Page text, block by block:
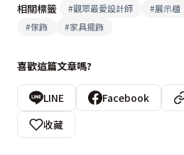
相關標籤 #觀眾最愛設計師 #展示櫃
#傢飾 #家具擺飾
喜歡這篇文章嗎?
LINE Facebook
收藏